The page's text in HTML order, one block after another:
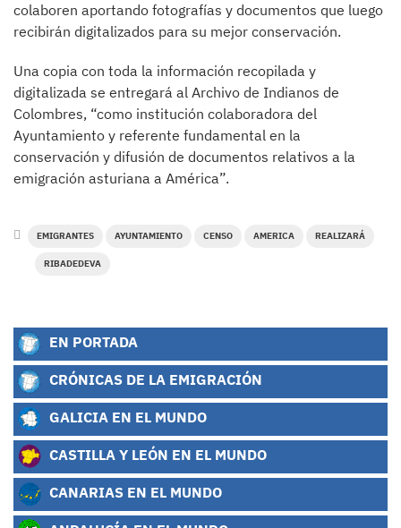
colaboren aportando fotografías y documentos que luego
recibirán digitalizados para su mejor conservación.
Una copia con toda la información recopilada y
digitalizada se entregará al Archivo de Indianos de
Colombres, “como institución colaboradora del
Ayuntamiento y referente fundamental en la
conservación y difusión de documentos relativos a la
emigración asturiana a América”.
EMIGRANTES AYUNTAMIENTO CENSO AMERICA REALIZARÁ
RIBADEDEVA
EN PORTADA
CRÓNICAS DE LA EMIGRACIÓN
GALICIA EN EL MUNDO
CASTILLA Y LEÓN EN EL MUNDO
CANARIAS EN EL MUNDO